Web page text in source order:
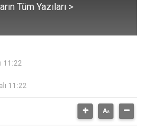
Tüm Yazıları >
11:22
11:22